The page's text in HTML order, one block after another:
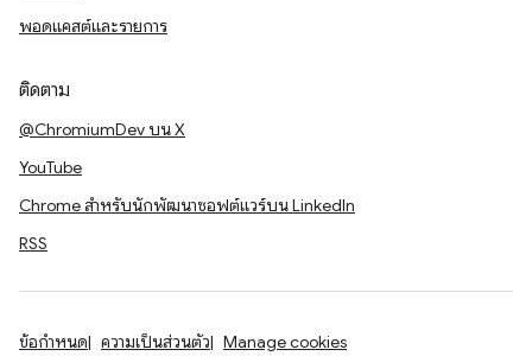
พอดแคสต์และรายการ
ติดตาม
@ChromiumDev บน X
YouTube
Chrome สำหรับนักพัฒนาซอฟต์แวร์บน LinkedIn
RSS
ข้อกำหนด ความเป็นส่วนตัว Manage cookies